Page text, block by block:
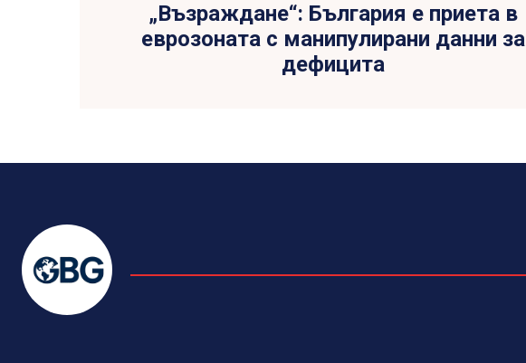
„Възраждане“: България е приета в
еврозоната с манипулирани данни за
дефицита